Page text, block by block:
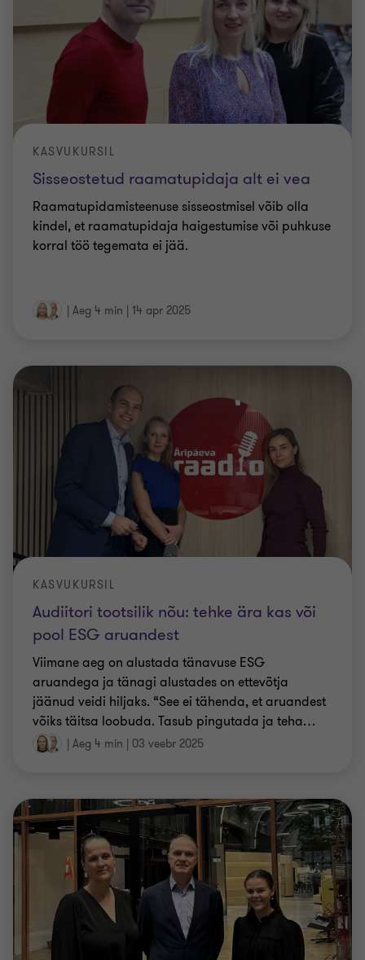
Sisseostetud raamatupidaja alt ei vea
KASVUKURSIL
Raamatupidamisteenuse sisseostmisel võib olla
kindel, et raamatupidaja haigestumise või puhkuse
korral töö tegemata ei jää.
| Aeg 4 min | 14 apr 2025
Audiitori tootsilik nõu: tehke ära kas või
pool ESG aruandest
KASVUKURSIL
Viimane aeg on alustada tänavuse ESG
aruandega ja tänagi alustades on ettevõtja
jäänud veidi hiljaks. “See ei tähenda, et aruandest
võiks täitsa loobuda. Tasub pingutada ja teha…
| Aeg 4 min | 03 veebr 2025